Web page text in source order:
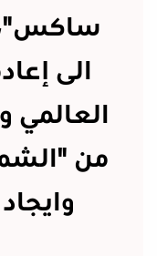
ساكس"،
الى
العالمي
من